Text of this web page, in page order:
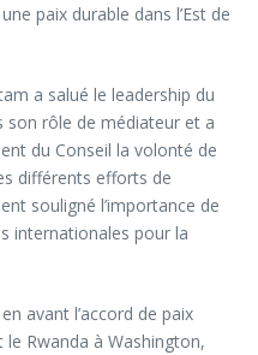
paix durable dans l’Est de
a salué le leadership du
son rôle de médiateur et a
du Conseil la volonté de
différents efforts de
souligné l’importance de
internationales pour la
avant l’accord de paix
Rwanda à Washington,